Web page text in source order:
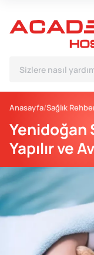
Anasayfa Sağlık
Yenidoğan
Yapılır ve